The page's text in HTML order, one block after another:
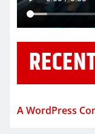
A WordPress